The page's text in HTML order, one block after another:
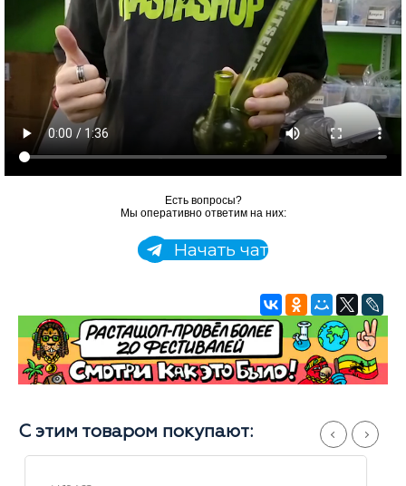
Есть вопросы?
Мы оперативно ответим на них:
Начать чат
С этим товаром покупают: